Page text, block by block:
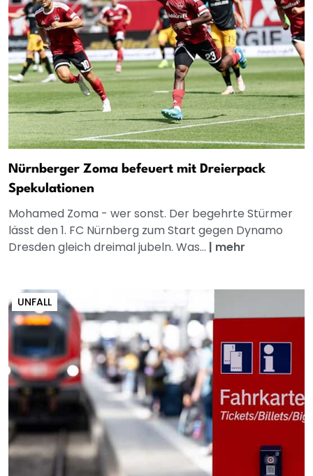
Nürnberger Zoma befeuert mit Dreierpack
Spekulationen
Mohamed Zoma - wer sonst. Der begehrte Stürmer
lässt den 1. FC Nürnberg zum Start gegen Dynamo
Dresden gleich dreimal jubeln. Was... | mehr
UNFALL